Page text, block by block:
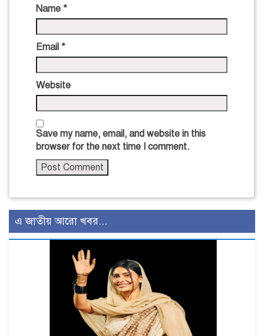
Name *
Email *
Website
Save my name, email, and website in this
browser for the next time I comment.
এ জাতীয় আরো খবর...